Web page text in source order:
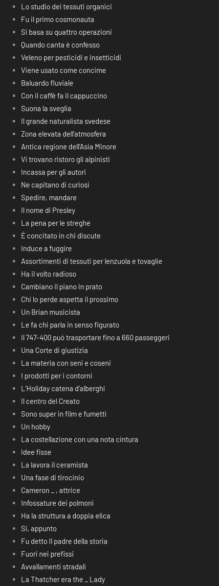
Lo studio dei tessuti organici
Fu il primo cosmonauta
Si basa su quattro operazioni
Quando canta è confesso
Veleno per pesticidi e insetticidi
Viene usato come concime
Baluardo fluviale
Con il caffè fa il cappuccino
Suona la sveglia
Il grande naturalista svedese
Zona elevata dell’atmosfera
Antica regione dell’Asia Minore
Vi trovano ristoro gli alpinisti
Incassa per gli autori
Ne capitano di curiosi
Spedire, mandare
Il nome di Presley
La pena per le streghe
É concitato in chi discute
Induce a fuggire
Assortimenti di tessuti per lenzuola e tovaglie
Ha il volto radioso
Cambiano il piano in prato
Chi lo perde aspetta il prossimo
Un Brian musicista
Le fa chi parla in senso figurato
Il 747-400 può trasportare fino a 660 passeggeri
Una Corte di giustizia
La materia con seni e coseni
I prodotti per i contorni
L’Holiday catena d’alberghi
Il centro del Creato
Sono super in film e fumetti
Un hobby
La costellazione con una nota cintura
Idee fisse
La lavora il ceramista
Una fase di tirocinio
Cameron _ , attrice
Infossature dei polmoni
Ha la struttura a doppia elica
Si, appunto
Fu detto Il padre della storia
Fuori nei prefissi
Avvallamenti stradali
La Thatcher era the _ Lady